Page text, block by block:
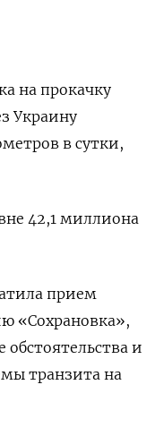
на прокачку
Украину
в сутки,
42,1 миллиона
прием
«Сохрановка»,
и
транзита на